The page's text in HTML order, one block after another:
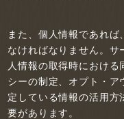
また、個人情報であれ
なければなりません。サ
人情報の取得時におけ
シーの制定、オプト・ア
定している情報の活用
要があります。